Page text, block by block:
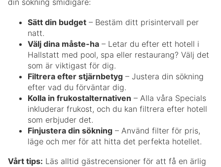
din sökning smidigare:
Sätt din budget – Bestäm ditt prisintervall per
natt.
Välj dina måste-ha – Letar du efter ett hotell i
Hallstatt med pool, spa eller restaurang? Välj det
som är viktigast för dig.
Filtrera efter stjärnbetyg – Justera din sökning
efter vad du förväntar dig.
Kolla in frukostalternativen – Alla våra Specials
inkluderar frukost, och du kan filtrera efter hotell
som erbjuder det.
Finjustera din sökning – Använd filter för pris,
läge och mer för att hitta det perfekta hotellet.
Vårt tips: Läs alltid gästrecensioner för att få en ärlig